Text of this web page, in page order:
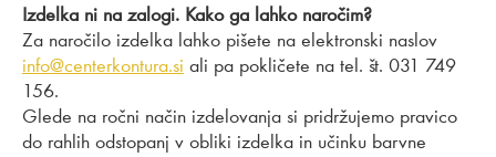
Izdelka ni na zalogi. Kako ga lahko naročim?
Za naročilo izdelka lahko pišete na elektronski naslov
info@centerkontura.si ali pa pokličete na tel. št. 031 749
156.
Glede na ročni način izdelovanja si pridržujemo pravico
do rahlih odstopanj v obliki izdelka in učinku barvne